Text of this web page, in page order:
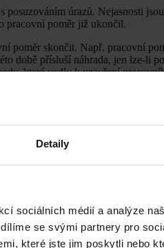
Detaily
sociálních médií a analýze
se svými partnery pro
které jste jim poskytli nebo
úrazů. Nejasnosti
pracovní poměr již ukončil.
poměr skončit. Např. pracovní
době přísluší náhrada, jen lze-li
které vedly k uzavření
době nemohl sehnat
poměru časově
na dobu určitou soustavně
jde o zaměstnance, který byl
by byl i nadále trvale
poskytovat náhradu za
úrazem.